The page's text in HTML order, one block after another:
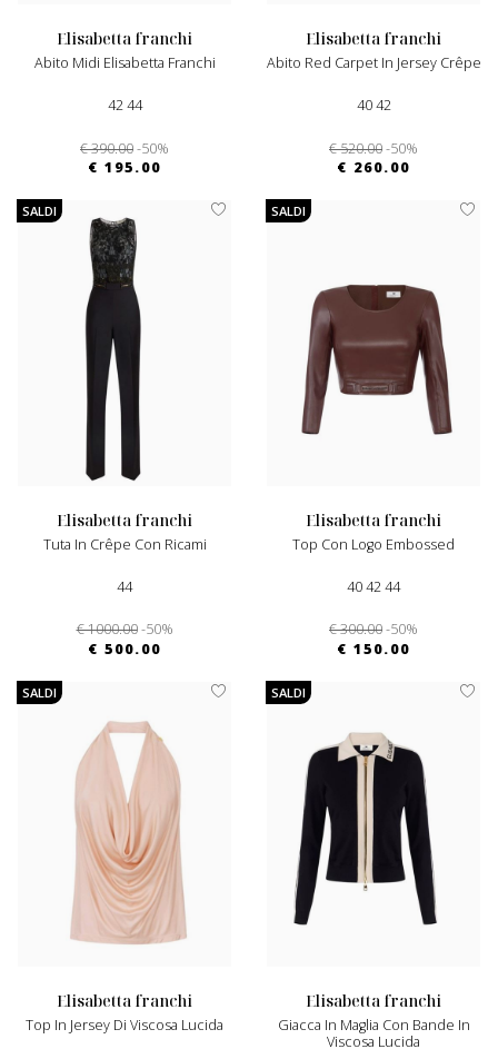
elisabetta franchi
Abito Midi Elisabetta Franchi
42 44
€ 390.00-50%
€ 195.00
elisabetta franchi
Abito Red Carpet In Jersey Crêpe
40 42
€ 520.00-50%
€ 260.00
SALDI
elisabetta franchi
Tuta In Crêpe Con Ricami
44
€ 1000.00 -50%
€ 500.00
SALDI
elisabetta franchi
Top Con Logo Embossed
40 42 44
€ 300.00-50%
€ 150.00
SALDI
elisabetta franchi
Top In Jersey Di Viscosa Lucida
SALDI
elisabetta franchi
Giacca In Maglia Con Bande In
Viscosa Lucida